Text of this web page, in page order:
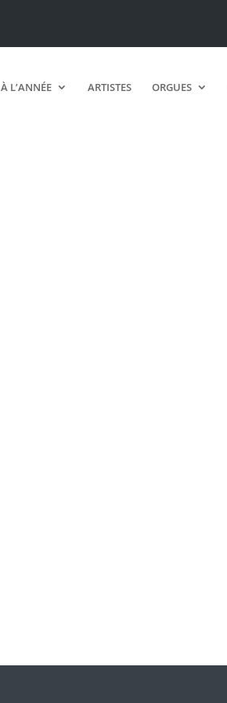
À L’ANNÉE ARTISTES ORGUES